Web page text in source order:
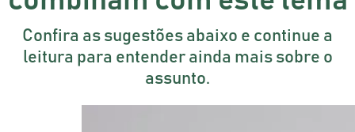
Confira as sugestões abaixo e continue a
leitura para entender ainda mais sobre o
assunto.